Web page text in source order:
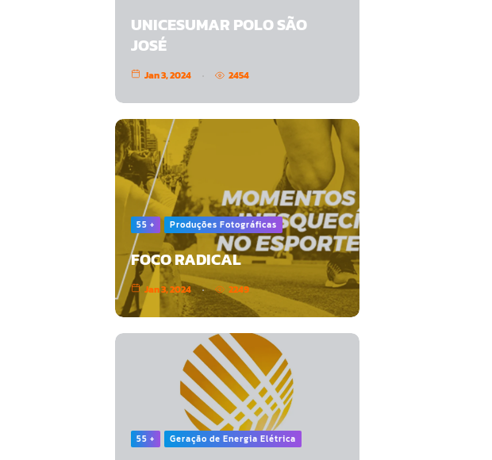
UNICESUMAR POLO SÃO
JOSÉ
Jan 3, 2024 2454
55 + Produções Fotográficas
FOCO RADICAL
Jan 3, 2024 2249
55 + Geração de Energia Elétrica